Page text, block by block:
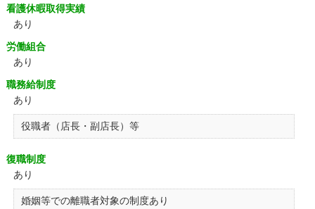
看護休暇取得実績
あり
労働組合
あり
職務給制度
あり
役職者（店長・副店長）等
復職制度
あり
婚姻等での離職者対象の制度あり